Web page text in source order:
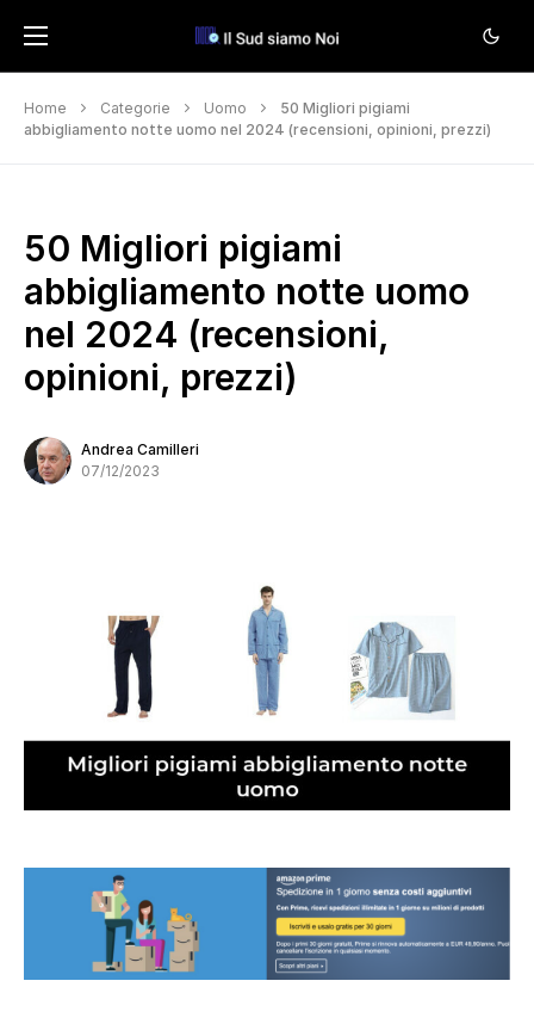
Home Categorie Uomo
50 Migliori pigiami
abbigliamento notte uomo nel 2024 (recensioni, opinioni, prezzi)
50 Migliori pigiami
abbigliamento notte uomo
nel 2024 (recensioni,
opinioni, prezzi)
Andrea Camilleri
07/12/2023